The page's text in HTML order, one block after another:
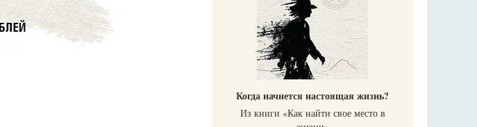
Когда начнется настоящая жизнь?
Из книги «Как найти свое место в